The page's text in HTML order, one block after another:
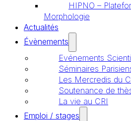
HIPNO –
Morphologie
Actualités
Évènements
Evénements
Séminaires
Les Mercredis du
Soutenance de
La vie au CRI
Emploi / stages